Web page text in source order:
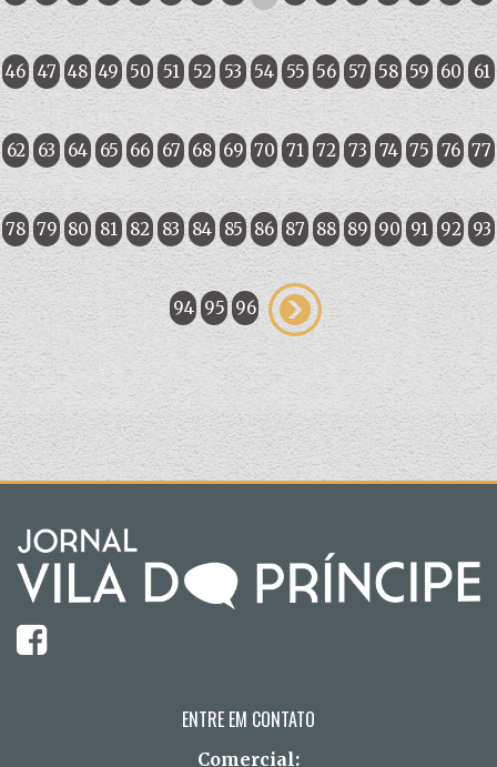
46 47 48 49 50 51 52 53 54 55 56 57 58 59 60 61
62 63 64 65 66 67 68 69 70 71 72 73 74 75 76 77
78 79 80 81 82 83 84 85 86 87 88 89 90 91 92 93
94 95 96
ENTRE EM CONTATO
Comercial: